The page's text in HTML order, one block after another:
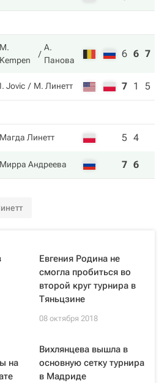
M.
Kempen
А.
Панова
6 6 7
I. Jovic М. Линетт 7 1 5
Магда Линетт 5 4
Мирра Андреева 7 6
Евгения Родина не
смогла пробиться во
второй круг турнира в
Тяньцзине
08 октября 2018
на
Вихлянцева вышла в
основную сетку турнира
в Мадриде